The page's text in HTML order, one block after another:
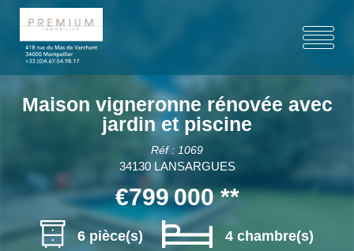
Maison vigneronne rénovée avec
jardin et piscine
Réf : 1069
34130 LANSARGUES
€799 000**
6 pièce(s)
4 chambre(s)